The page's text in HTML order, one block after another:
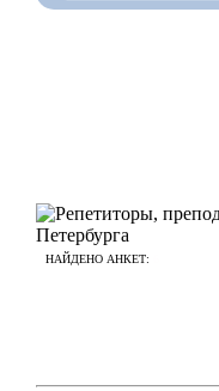
НАЙДЕНО АНКЕТ: